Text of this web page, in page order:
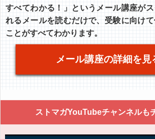
すべてわかる！」というメール講座が
れるメールを読むだけで、受験に向け
ことがすべてわかります。
メール講座の詳細を見
ストマガYouTubeチャンネルも